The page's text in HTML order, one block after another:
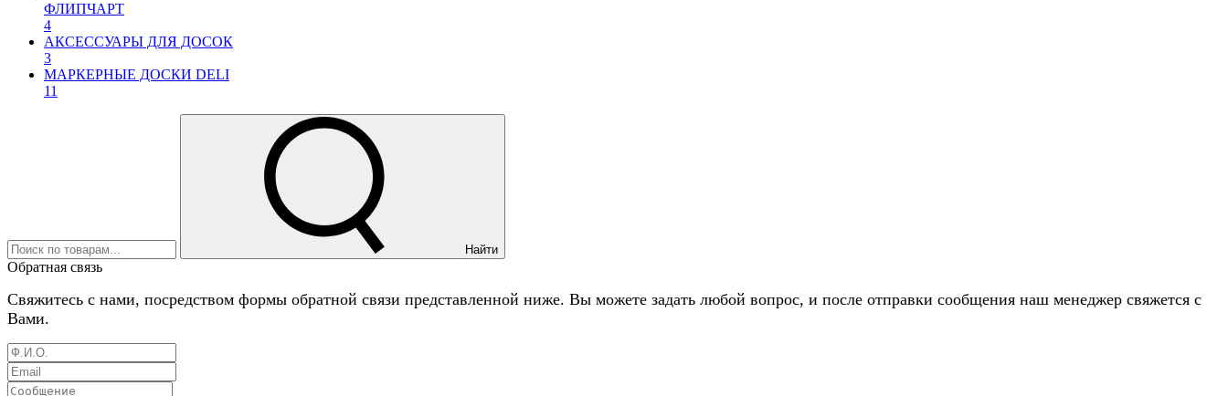
ФЛИПЧАРТ
4
АКСЕССУАРЫ ДЛЯ ДОСОК
3
МАРКЕРНЫЕ ДОСКИ DELI
11
Найти
Обратная связь
Свяжитесь с нами, посредством формы обратной связи представленной ниже. Вы можете задать любой вопрос, и после отправки сообщения наш менеджер свяжется с
Вами.